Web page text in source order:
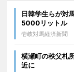
日韓学生らが対
5000リットル
壱岐対馬経済新聞
横瀬町の秩父札
近に